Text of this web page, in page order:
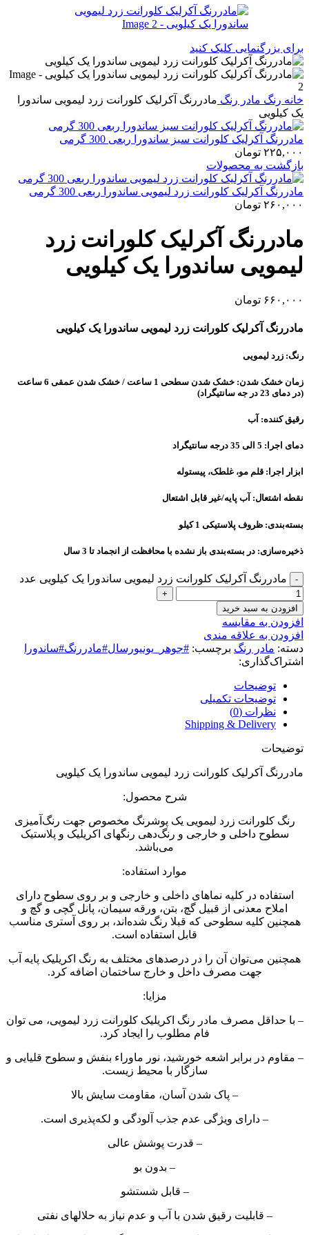
برای بزرگنمایی کلیک کنید
خانه رنگ مادر رنگ مادررنگ آکرلیک کلورانت زرد لیمویی ساندورا
یک کیلویی
مادررنگ آکرلیک کلورانت سبز ساندورا ربعی 300 گرمی
۲۲۵,۰۰۰ تومان
بازگشت به محصولات
مادررنگ آکرلیک کلورانت زرد لیمویی ساندورا ربعی 300 گرمی
۲۶۰,۰۰۰ تومان
مادررنگ آکرلیک کلورانت زرد
لیمویی ساندورا یک کیلویی
۶۶۰,۰۰۰ تومان
مادررنگ آکرلیک کلورانت زرد لیمویی ساندورا یک کیلویی
رنگ: زرد لیمویی
زمان خشک شدن: خشک شدن سطحی 1 ساعت / خشک شدن عمقی 6 ساعت
(در دمای 23 در جه سانتیگراد)
رقیق کننده: آب
دمای اجرا: 5 الی 35 درجه سانتیگراد
ابزار اجرا: قلم مو، غلطک، پیستوله
نقطه اشتعال: آب پایه/غیر قابل اشتعال
بسته‌بندی: ظروف پلاستیکی 1 کیلو
ذخیره‌سازی: در بسته‌بندی باز نشده با محافظت از انجماد تا 3 سال
مادررنگ آکرلیک کلورانت زرد لیمویی ساندورا یک کیلویی عدد
افزودن به سبد خرید
افزودن به مقایسه
افزودن به علاقه مندی
دسته: مادر رنگ برچسب: #جوهر_یونیورسال#مادررنگ#ساندورا
اشتراک‌گذاری:
توضیحات
توضیحات تکمیلی
نظرات (0)
Shipping & Delivery
توضیحات
مادررنگ آکرلیک کلورانت زرد لیمویی ساندورا یک کیلویی
شرح محصول:
رنگ کلورانت زرد لیمویی یک پوشرنگ مخصوص جهت رنگ‌آمیزی
سطوح داخلی و خارجی و رنگ‌دهی رنگهای اکریلیک و پلاستیک
می‌باشد.
موارد استفاده:
استفاده در کلیه نماهای داخلی و خارجی و بر روی سطوح دارای
املاح معدنی از قبیل گچ، بتن، ورقه سیمان، پانل گچی و گچ و
همچنین کلیه سطوحی که قبلا رنگ شده‌اند، بر روی آستری مناسب
قابل استفاده است.
همچنین می‌توان آن را در درصدهای مختلف به رنگ اکریلیک پایه آب
جهت مصرف داخل و خارج ساختمان اضافه کرد.
مزایا:
– با حداقل مصرف مادر رنگ اکریلیک کلورانت زرد لیمویی، می توان
فام مطلوب را ایجاد کرد.
– مقاوم در برابر اشعه خورشید، نور ماوراء بنفش و سطوح قلیایی و
سازگار با محیط زیست.
– پاک شدن آسان، مقاومت سایش بالا
– دارای ویژگی عدم جذب آلودگی و لکه‌پذیری است.
– قدرت پوشش عالی
– بدون بو
– قابل شستشو
– قابلیت رقیق شدن با آب و عدم نیاز به حلالهای نفتی